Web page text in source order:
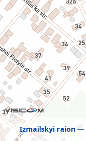
Izmailskyi raion